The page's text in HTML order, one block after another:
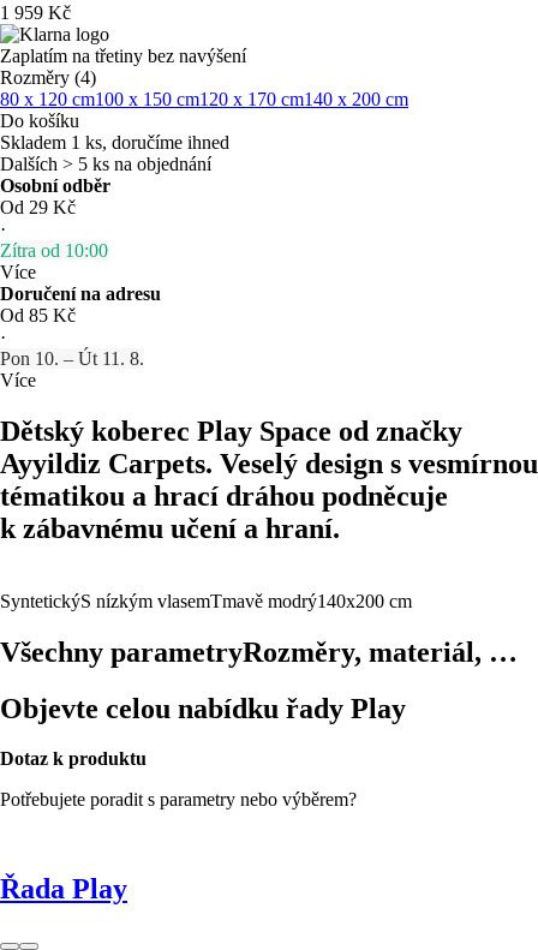
1 959 Kč
Zaplatím na třetiny bez navýšení
Rozměry (4)
80 x 120 cm100 x 150 cm120 x 170 cm140 x 200 cm
Do košíku
Skladem 1 ks, doručíme ihned
Dalších > 5 ks na objednání
Osobní odběr
Od 29 Kč
·
Zítra od 10:00
Více
Doručení na adresu
Od 85 Kč
·
Pon 10. – Út 11. 8.
Více
Dětský koberec Play Space od značky
Ayyildiz Carpets. Veselý design s vesmírnou
tématikou a hrací dráhou podněcuje
k zábavnému učení a hraní.
SyntetickýS nízkým vlasemTmavě modrý140x200 cm
Všechny parametryRozměry, materiál, …
Objevte celou nabídku řady Play
Dotaz k produktu
Potřebujete poradit s parametry nebo výběrem?
Řada Play